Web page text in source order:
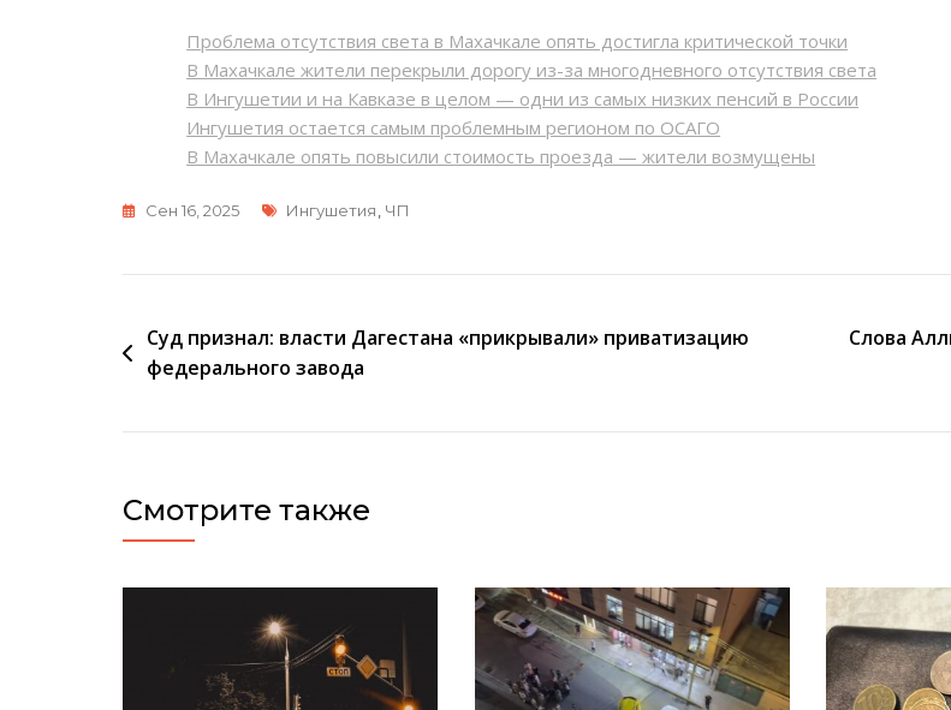
Проблема отсутствия света в Махачкале опять достигла критической точки
В Махачкале жители перекрыли дорогу из-за многодневного отсутствия света
В Ингушетии и на Кавказе в целом — одни из самых низких пенсий в России
Ингушетия остается самым проблемным регионом по ОСАГО
В Махачкале опять повысили стоимость проезда — жители возмущены
Сен 16, 2025 Метки
Ингушетия, ЧП
Навигация
по
Суд признал: власти Дагестана «прикрывали» приватизацию
федерального завода
Слова
Смотрите также